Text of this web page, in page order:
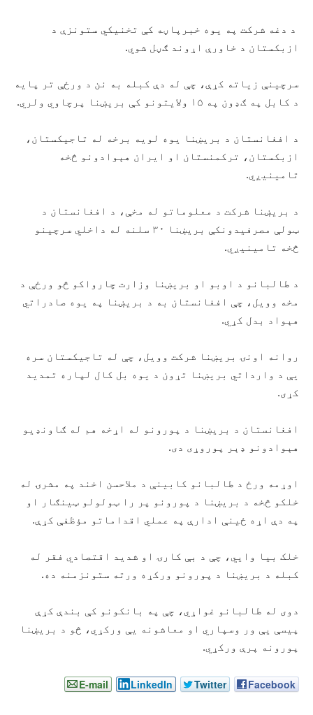
د دغه شرکت په یوه خبرپاڼه کې تخنیکي ستونزې د
ازبکستان د خاورې اړوند ګڼل شوي.
سرچینې زیاته کړې، چې له دې کبله به نن د ورځې تر پایه
د کابل په ګډون په ۱۵ ولایتونو کې بریښنا پرچاوي ولري.
د افغانستان د بریښنا یوه لویه برخه له تاجیکستان،
ازبکستان، ترکمنستان او ایران هېوادونو څخه
تامینیږي.
د بریښنا شرکت د معلوماتو له مخې، د افغانستان د
ټولې مصرفیدونکې بریښنا ۳۰ سلنه له داخلي سرچینو
څخه تامینیږي.
د طالبانو د اوبو او بریښنا وزارت چارواکو څو ورځې د
مخه وویل، چې افغانستان به د بریښنا په یوه صادراتي
هېواد بدل کړي.
روانه اونۍ بریښنا شرکت وویل، چې له تاجیکستان سره
یې د وارداتي بریښنا تړون د یوه بل کال لپاره تمدید
کړی.
افغانستان د بریښنا د پورونو له اړخه هم له ګاونډیو
هېوادونو ډېر پوروړی دی.
اوړمه ورځ د طالبانو کابینې د ملاحسن اخند په مشرۍ له
خلکو څخه د بریښنا د پورونو پر را ټولولو ټینګار او
په دې اړه ځینې ادارې په عملي اقداماتو مؤظفې کړې.
خلک بیا وایي، چې د بې کارۍ او شدید اقتصادي فقر له
کبله د بریښنا د پورونو ورکړه ورته ستونزمنه ده.
دوی له طالبانو غواړي، چې په بانکونو کې بندې کړې
پیسې یې ور وسپاري او معاشونه یې ورکړي، څو د بریښنا
پورونه پرې ورکړي.
Facebook
Twitter
LinkedIn
E-mail